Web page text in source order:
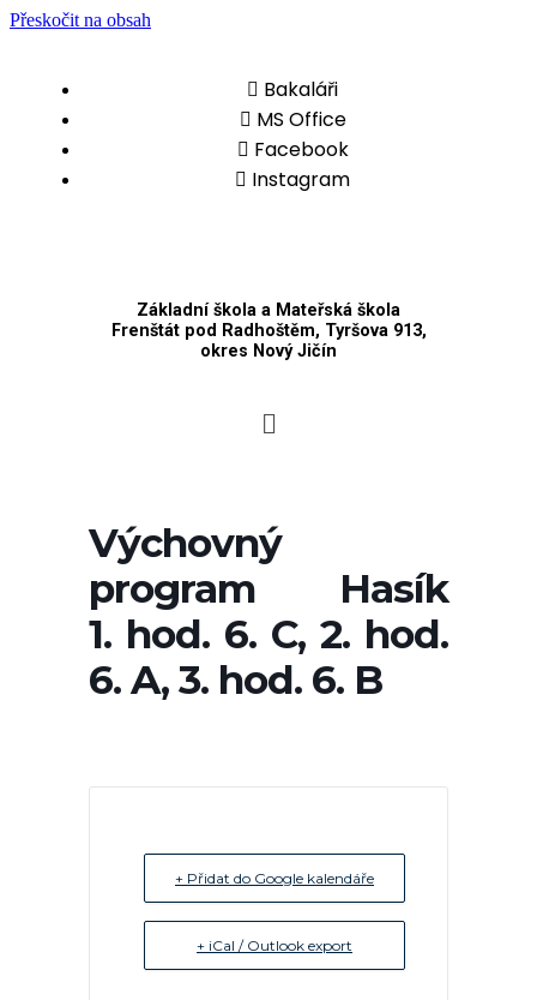
Přeskočit na obsah
Bakaláři
MS Office
Facebook
Instagram
Základní škola a Mateřská škola
Frenštát pod Radhoštěm, Tyršova 913,
okres Nový Jičín
Výchovný
program Hasík
1. hod. 6. C, 2. hod.
6. A, 3. hod. 6. B
+ Přidat do Google kalendáře
+ iCal / Outlook export